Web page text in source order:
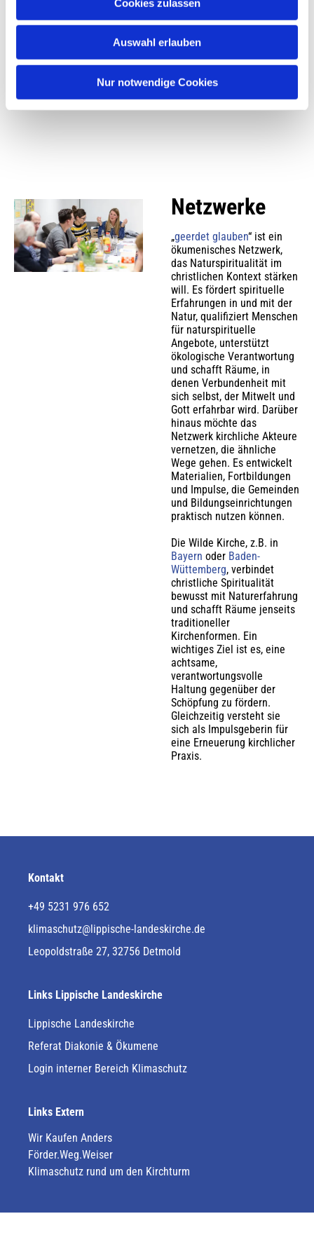
Cookies zulassen
Auswahl erlauben
Nur notwendige Cookies
Schöpfung.
Forschung erfahren Sie
hier.
Netzwerke
„geerdet glauben“ ist ein
ökumenisches Netzwerk,
das Naturspiritualität im
christlichen Kontext stärken
will. Es fördert spirituelle
Erfahrungen in und mit der
Natur, qualifiziert Menschen
für naturspirituelle
Angebote, unterstützt
ökologische Verantwortung
und schafft Räume, in
denen Verbundenheit mit
sich selbst, der Mitwelt und
Gott erfahrbar wird. Darüber
hinaus möchte das
Netzwerk kirchliche Akteure
vernetzen, die ähnliche
Wege gehen. Es entwickelt
Materialien, Fortbildungen
und Impulse, die Gemeinden
und Bildungseinrichtungen
praktisch nutzen können.
Die Wilde Kirche, z.B. in
Bayern oder Baden-
Wüttemberg, verbindet
christliche Spiritualität
bewusst mit Naturerfahrung
und schafft Räume jenseits
traditioneller
Kirchenformen. Ein
wichtiges Ziel ist es, eine
achtsame,
verantwortungsvolle
Haltung gegenüber der
Schöpfung zu fördern.
Gleichzeitig versteht sie
sich als Impulsgeberin für
eine Erneuerung kirchlicher
Praxis.
Kontakt
+49 5231 976 652
klimaschutz@lippische-landeskirche.de
Leopoldstraße 27, 32756 Detmold
Links Lippische Landeskirche
Lippische Landeskirche
Referat Diakonie & Ökumene
Login interner Bereich Klimaschutz
Links Extern
Wir Kaufen Anders
Förder.Weg.Weiser
Klimaschutz rund um den Kirchturm